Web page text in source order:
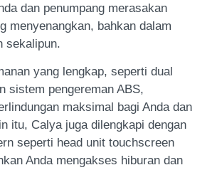
dan penumpang merasakan
menyenangkan, bahkan dalam
sekalipun.
yang lengkap, seperti dual
sistem pengereman ABS,
maksimal bagi Anda dan
itu, Calya juga dilengkapi dengan
seperti head unit touchscreen
Anda mengakses hiburan dan